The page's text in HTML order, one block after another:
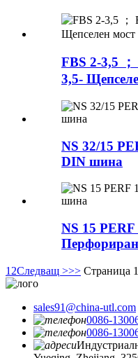
FBS 2-3,5
3,5-
NS 32/15
DIN шина
NS 15
1 2Следващ >>> Страница
sales91@china-utl.com
0086-
0086-